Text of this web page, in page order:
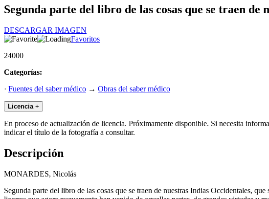
Segunda parte del libro de las cosas que se traen de
DESCARGAR IMAGEN
Favoritos
24000
Categorías:
· Fuentes del saber médico → Obras del saber médico
Licencia +
En proceso de actualización de licencia. Próximamente disponible. Si necesita
indicar el título de la fotografía a consultar.
Descripción
MONARDES, Nicolás
Segunda parte del libro de las cosas que se traen de nuestras Indias Occidentales,